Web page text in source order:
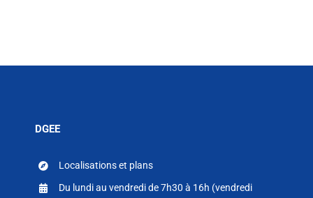
DGEE
Localisations et plans
Du lundi au vendredi de 7h30 à 16h (vendredi